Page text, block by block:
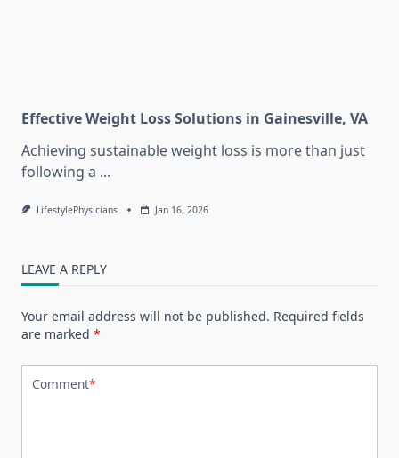
Effective Weight Loss Solutions in Gainesville, VA
Achieving sustainable weight loss is more than just
following a ...
LifestylePhysicians Jan 16, 2026
LEAVE A REPLY
Your email address will not be published. Required fields
are marked *
Comment*